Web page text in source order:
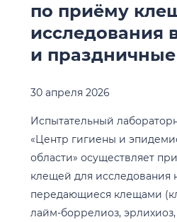
по приёму
исследования
и
30 апреля 2026
Испытательный
«Центр гигиены и
области» осуществляет
клещей для исследования
передающиеся клещами
лайм-боррелиоз, эрлихиоз,